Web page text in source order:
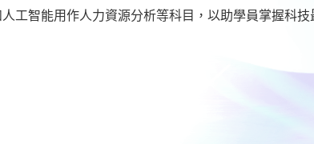
工智能用作人力資源分析等科目，以助學員掌握科技